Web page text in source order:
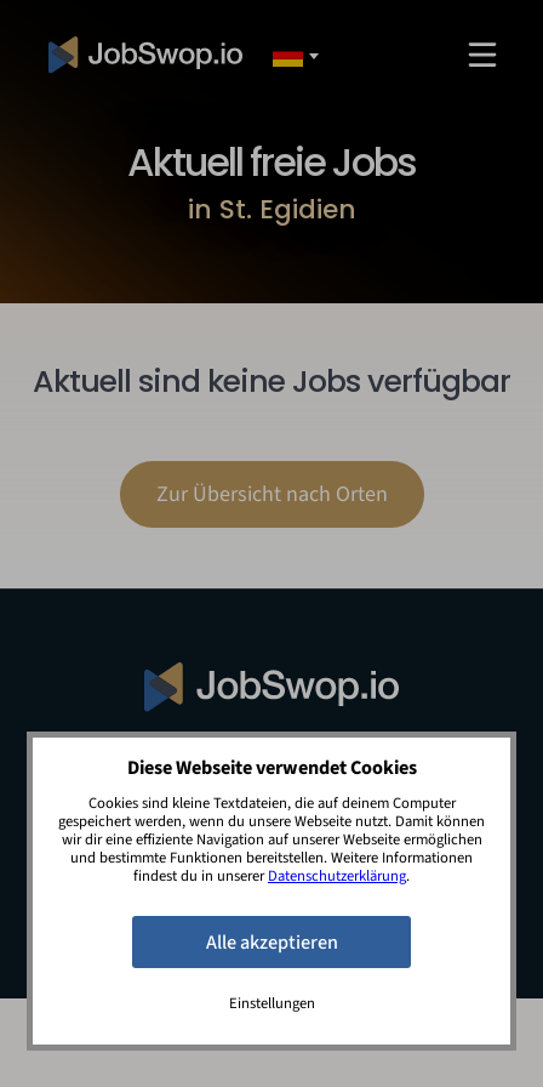
Aktuell freie Jobs
in St. Egidien
Aktuell sind keine Jobs verfügbar
Zur Übersicht nach Orten
© 2026 JobSwop.io · All rights reserved.
Blog Jobs Newsletter
Kontakt
Preise
Impressum Datenschutz
Diese Webseite verwendet Cookies
Cookies sind kleine Textdateien, die auf deinem Computer
gespeichert werden, wenn du unsere Webseite nutzt. Damit können
wir dir eine effiziente Navigation auf unserer Webseite ermöglichen
und bestimmte Funktionen bereitstellen. Weitere Informationen
findest du in unsererDatenschutzerklärung.
Einstellungen